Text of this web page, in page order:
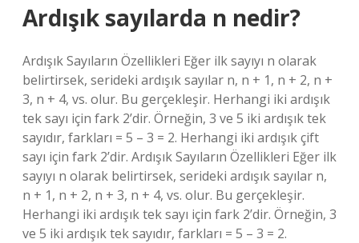
Ardışık sayılarda n nedir?
Ardışık Sayıların Özellikleri Eğer ilk sayıyı n olarak
belirtirsek, serideki ardışık sayılar n, n + 1, n + 2, n +
3, n + 4, vs. olur. Bu gerçekleşir. Herhangi iki ardışık
tek sayı için fark 2’dir. Örneğin, 3 ve 5 iki ardışık tek
sayıdır, farkları = 5 – 3 = 2. Herhangi iki ardışık çift
sayı için fark 2’dir. Ardışık Sayıların Özellikleri Eğer ilk
sayıyı n olarak belirtirsek, serideki ardışık sayılar n,
n + 1, n + 2, n + 3, n + 4, vs. olur. Bu gerçekleşir.
Herhangi iki ardışık tek sayı için fark 2’dir. Örneğin, 3
ve 5 iki ardışık tek sayıdır, farkları = 5 – 3 = 2.